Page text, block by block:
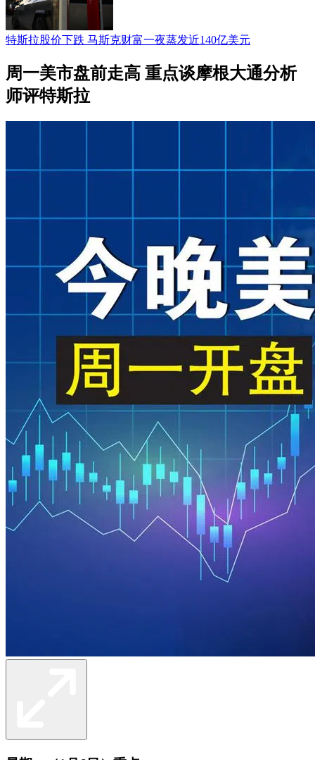
特斯拉股价下跌 马斯克财富一夜蒸发近140亿美元
周一美市盘前走高 重点谈摩根大通分析
师评特斯拉